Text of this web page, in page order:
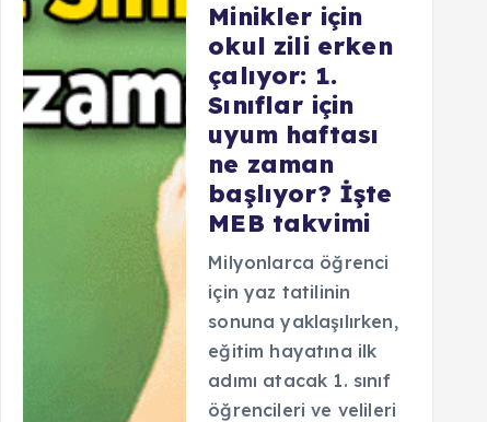
Minikler için
okul zili erken
çalıyor: 1.
Sınıflar için
uyum haftası
ne zaman
başlıyor? İşte
MEB takvimi
Milyonlarca öğrenci
için yaz tatilinin
sonuna yaklaşılırken,
eğitim hayatına ilk
adımı atacak 1. sınıf
öğrencileri ve velileri